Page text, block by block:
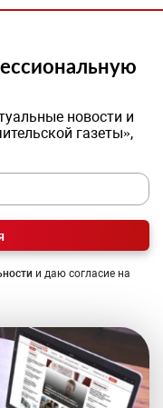
новости и
газеты»,
и даю согласие на